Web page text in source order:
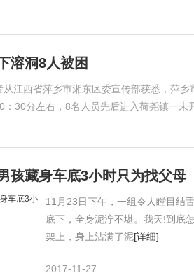
溶洞8人被困
江西省萍乡市湘东区委宣传部获悉，萍
：30分左右，8名人员先后进入荷尧镇一未
孩藏身车底3小时只为找父母
11月23日下午，一组令人瞠目结
底下，全身泥泞不堪。我天!到底
架上，身上沾满了泥[详细]
2017-11-27